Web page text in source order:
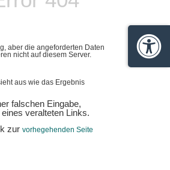
aber die angeforderten Daten
nicht auf diesem Server.
aus wie das Ergebnis
falschen Eingabe,
veralteten Links.
zur vorhegehenden Seite